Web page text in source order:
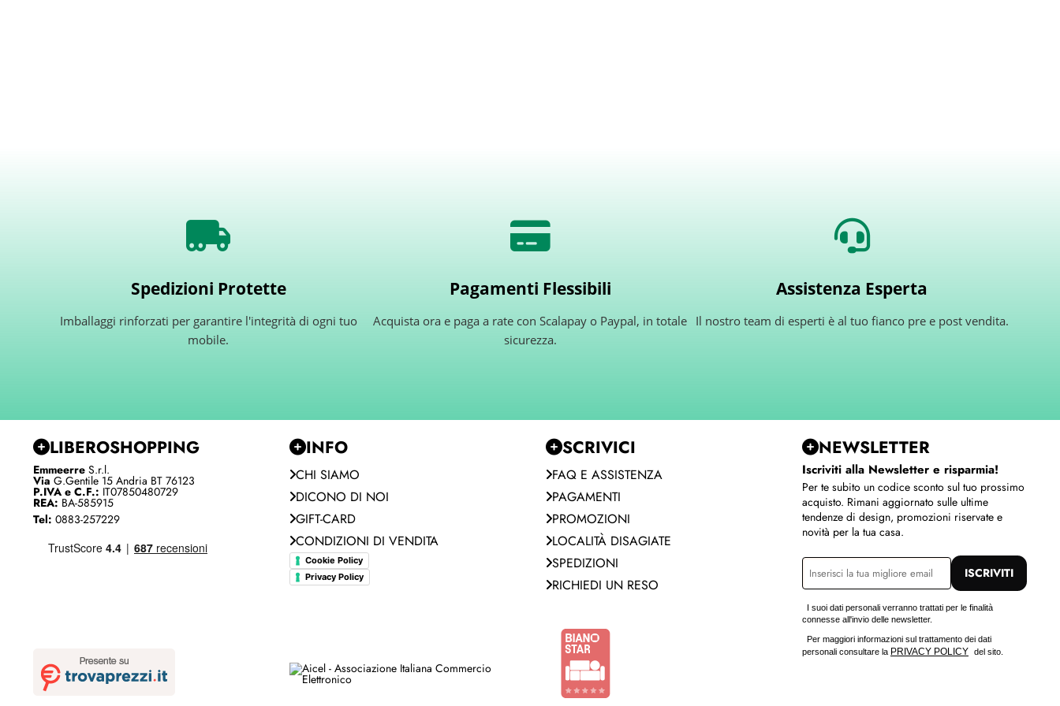
Spedizioni Protette
Imballaggi rinforzati per garantire l'integrità di ogni tuo
mobile.
Pagamenti Flessibili
Acquista ora e paga a rate con Scalapay o Paypal, in totale
sicurezza.
Assistenza Esperta
Il nostro team di esperti è al tuo fianco pre e post vendita.
LIBEROSHOPPING
Emmeerre S.r.l.
Via G.Gentile 15 Andria BT 76123
P.IVA e C.F.: IT07850480729
REA: BA-585915
Tel: 0883-257229
INFO
CHI SIAMO
DICONO DI NOI
GIFT-CARD
CONDIZIONI DI VENDITA
Cookie Policy
Privacy Policy
SCRIVICI
FAQ E ASSISTENZA
PAGAMENTI
PROMOZIONI
LOCALITÀ DISAGIATE
SPEDIZIONI
RICHIEDI UN RESO
NEWSLETTER
Iscriviti alla Newsletter e risparmia!
Per te subito un codice sconto sul tuo prossimo
acquisto. Rimani aggiornato sulle ultime
tendenze di design, promozioni riservate e
novità per la tua casa.
ISCRIVITI
I suoi dati personali verranno trattati per le finalità
connesse all'invio delle newsletter.
Per maggiori informazioni sul trattamento dei dati
personali consultare la PRIVACY POLICY del sito.